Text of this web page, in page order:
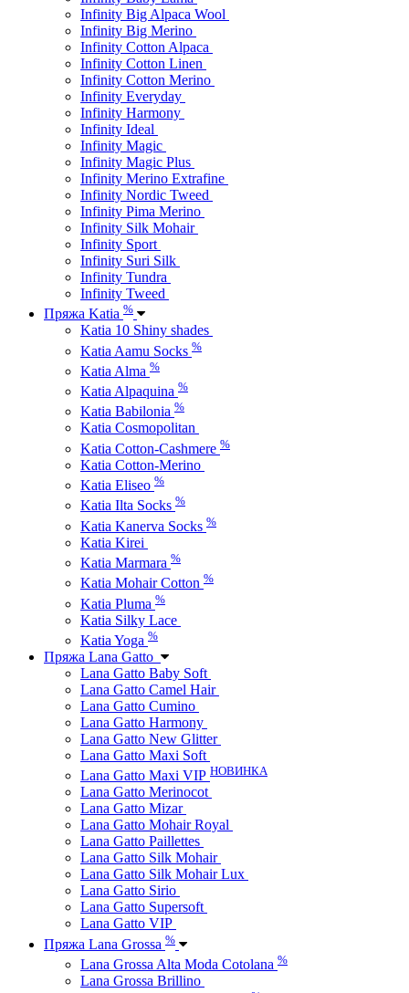
Infinity Big Alpaca Wool
Infinity Big Merino
Infinity Cotton Alpaca
Infinity Cotton Linen
Infinity Cotton Merino
Infinity Everyday
Infinity Harmony
Infinity Ideal
Infinity Magic
Infinity Magic Plus
Infinity Merino Extrafine
Infinity Nordic Tweed
Infinity Pima Merino
Infinity Silk Mohair
Infinity Sport
Infinity Suri Silk
Infinity Tundra
Infinity Tweed
Пряжа Katia %
Katia 10 Shiny shades
Katia Aamu Socks %
Katia Alma %
Katia Alpaquina %
Katia Babilonia %
Katia Cosmopolitan
Katia Cotton-Cashmere %
Katia Cotton-Merino
Katia Eliseo %
Katia Ilta Socks %
Katia Kanerva Socks %
Katia Kirei
Katia Marmara %
Katia Mohair Cotton %
Katia Pluma %
Katia Silky Lace
Katia Yoga %
Пряжа Lana Gatto
Lana Gatto Baby Soft
Lana Gatto Camel Hair
Lana Gatto Cumino
Lana Gatto Harmony
Lana Gatto New Glitter
Lana Gatto Maxi Soft
Lana Gatto Maxi VIP НОВИНКА
Lana Gatto Merinocot
Lana Gatto Mizar
Lana Gatto Mohair Royal
Lana Gatto Paillettes
Lana Gatto Silk Mohair
Lana Gatto Silk Mohair Lux
Lana Gatto Sirio
Lana Gatto Supersoft
Lana Gatto VIP
Пряжа Lana Grossa %
Lana Grossa Alta Moda Cotolana %
Lana Grossa Brillino